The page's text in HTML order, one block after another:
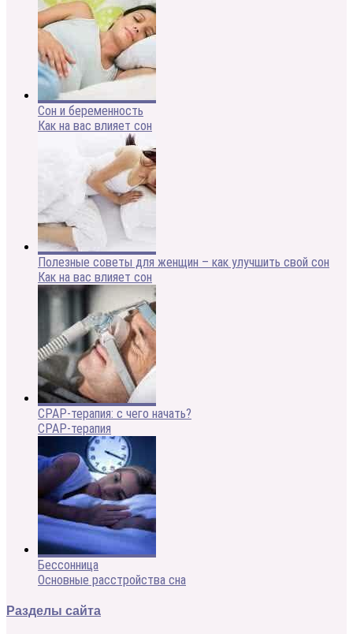
Сон и беременность
Как на вас влияет сон
Полезные советы для женщин – как улучшить свой сон
Как на вас влияет сон
CPAP-терапия: с чего начать?
CPAP-терапия
Бессонница
Основные расстройства сна
Разделы сайта